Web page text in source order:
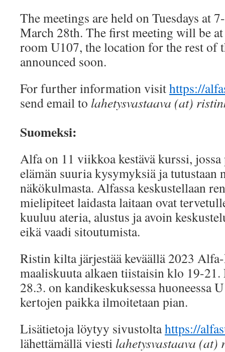
The meetings are held on Tuesdays at
March 28th. The first meeting will be
room U107, the location for the rest of
announced soon.
For further information visithttps://
send email to lahetysvastaava (at)
Suomeksi:
Alfa on 11 viikkoa kestävä kurssi, jossa
elämän suuria kysymyksiä ja
näkökulmasta. Alfassa keskustellaan
mielipiteet laidasta laitaan ovat
kuuluu ateria, alustus ja avoin
eikä vaadi sitoutumista.
Ristin kilta järjestää keväällä 2023
maaliskuuta alkaen tiistaisin klo 19-
28.3. on kandikeskuksessa huoneessa
kertojen paikka ilmoitetaan pian.
Lisätietoja löytyy sivustoltahttps://
lähettämällä viesti lahetysvastaava